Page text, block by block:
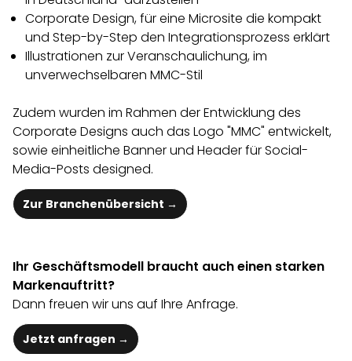
Corporate Design, für eine Microsite die kompakt
und Step-by-Step den Integrationsprozess erklärt
Illustrationen zur Veranschaulichung, im
unverwechselbaren MMC-Stil
Zudem wurden im Rahmen der Entwicklung des
Corporate Designs auch das Logo "MMC" entwickelt,
sowie einheitliche Banner und Header für Social-
Media-Posts designed.
Zur Branchenübersicht →
Ihr Geschäftsmodell braucht auch einen starken
Markenauftritt?
Dann freuen wir uns auf Ihre Anfrage.
Jetzt anfragen →